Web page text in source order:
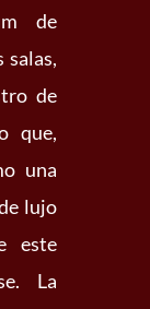
de
salas,
de
que,
una
lujo
este
La